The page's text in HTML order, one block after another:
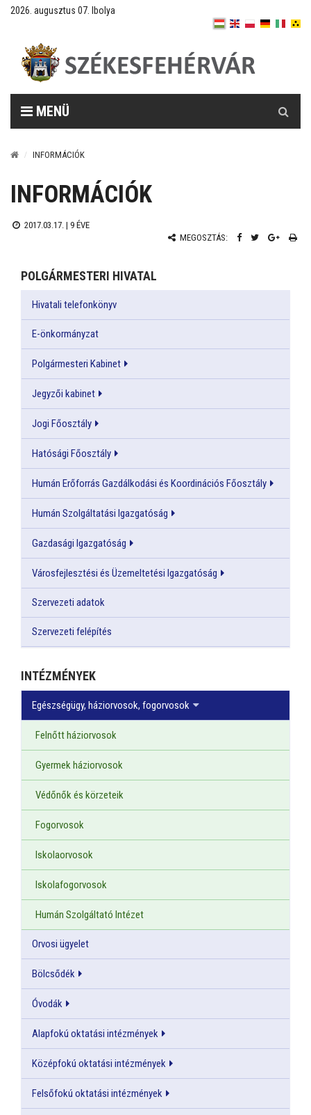
2026. augusztus 07. Ibolya
MENÜ
INFORMÁCIÓK
INFORMÁCIÓK
2017.03.17. | 9 ÉVE
MEGOSZTÁS:
POLGÁRMESTERI HIVATAL
Hivatali telefonkönyv
E-önkormányzat
Polgármesteri Kabinet
Jegyzői kabinet
Jogi Főosztály
Hatósági Főosztály
Humán Erőforrás Gazdálkodási és Koordinációs Főosztály
Humán Szolgáltatási Igazgatóság
Gazdasági Igazgatóság
Városfejlesztési és Üzemeltetési Igazgatóság
Szervezeti adatok
Szervezeti felépítés
INTÉZMÉNYEK
Egészségügy, háziorvosok, fogorvosok
Felnőtt háziorvosok
Gyermek háziorvosok
Védőnők és körzeteik
Fogorvosok
Iskolaorvosok
Iskolafogorvosok
Humán Szolgáltató Intézet
Orvosi ügyelet
Bölcsődék
Óvodák
Alapfokú oktatási intézmények
Középfokú oktatási intézmények
Felsőfokú oktatási intézmények